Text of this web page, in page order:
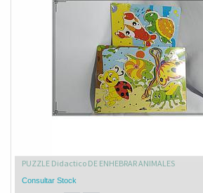
PUZZLE Didactico DE ENHEBRAR ANIMALES
Consultar Stock